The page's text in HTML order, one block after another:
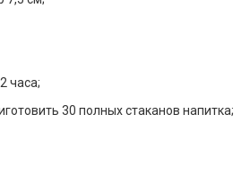
часа;
30 полных стаканов напитка;